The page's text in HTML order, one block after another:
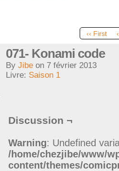
‹‹ First
071- Konami code
By Jibe on 7 février 2013
Livre: Saison 1
Discussion ¬
Warning: Undefined
/home/chezjibe/www/
content/themes/